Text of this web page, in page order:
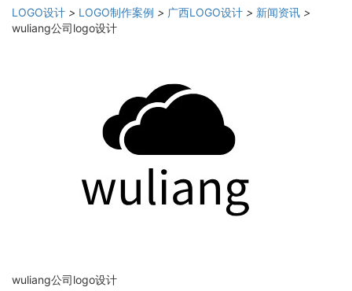
LOGO设计 > LOGO制作案例 > 广西LOGO设计 > 新闻资讯 >
wuliang公司logo设计
wuliang公司logo设计